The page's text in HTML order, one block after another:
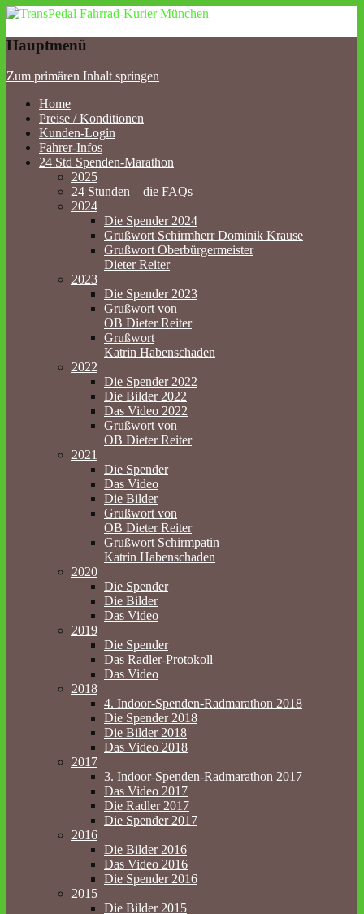
TransPedal Fahrrad-Kurier
München
Hauptmenü
Zum primären Inhalt springen
Home
Preise / Konditionen
Kunden-Login
Fahrer-Infos
24 Std Spenden-Marathon
2025
24 Stunden – die FAQs
2024
Die Spender 2024
Grußwort Schirmherr Dominik Krause
Grußwort Oberbürgermeister
Dieter Reiter
2023
Die Spender 2023
Grußwort von
OB Dieter Reiter
Grußwort
Katrin Habenschaden
2022
Die Spender 2022
Die Bilder 2022
Das Video 2022
Grußwort von
OB Dieter Reiter
2021
Die Spender
Das Video
Die Bilder
Grußwort von
OB Dieter Reiter
Grußwort Schirmpatin
Katrin Habenschaden
2020
Die Spender
Die Bilder
Das Video
2019
Die Spender
Das Radler-Protokoll
Das Video
2018
4. Indoor-Spenden-Radmarathon 2018
Die Spender 2018
Die Bilder 2018
Das Video 2018
2017
3. Indoor-Spenden-Radmarathon 2017
Das Video 2017
Die Radler 2017
Die Spender 2017
2016
Die Bilder 2016
Das Video 2016
Die Spender 2016
2015
Die Bilder 2015